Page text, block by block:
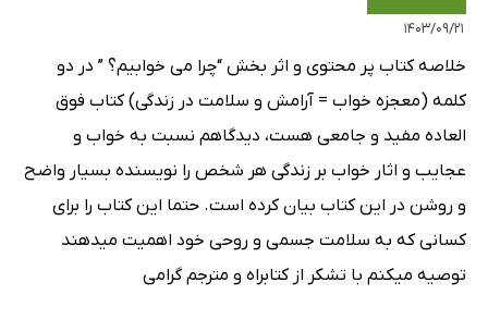
۱۴۰۳/۰۹/۲۱
خلاصه کتاب پر محتوی و اثر بخش “چرا می خوابیم؟ ” در دو
کلمه (معجزه خواب = آرامش و سلامت در زندگی) کتاب فوق
العاده مفید و جامعی هست، دیدگاهم نسبت به خواب و
عجایب و اثار خواب بر زندگی هر شخص را نویسنده بسیار واضح
و روشن در این کتاب بیان کرده است. حتما این کتاب را برای
کسانی که به سلامت جسمی و روحی خود اهمیت میدهند
توصیه میکنم با تشکر از کتابراه و مترجم گرامی